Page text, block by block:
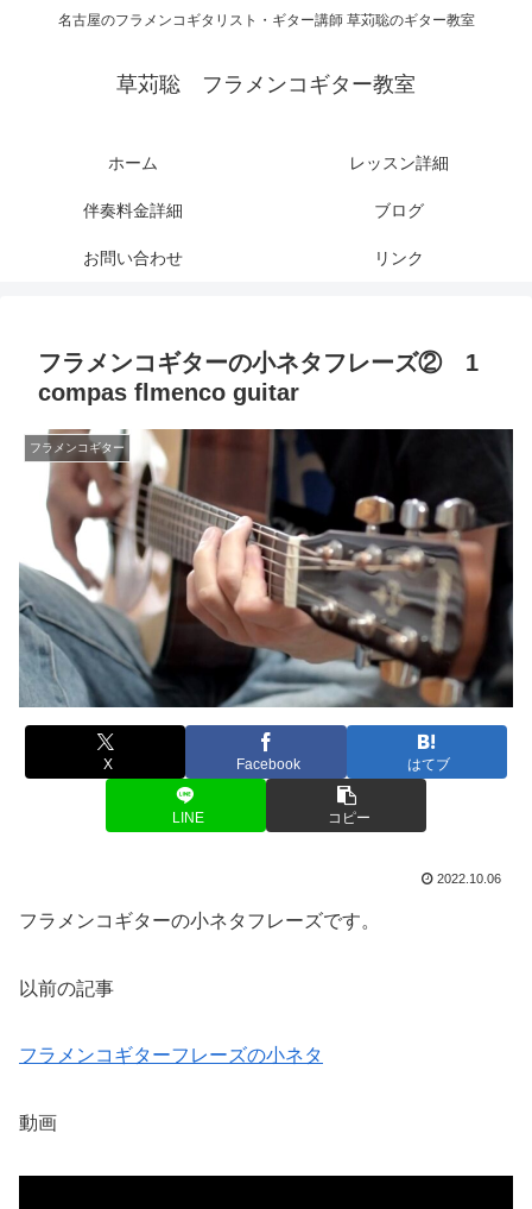
名古屋のフラメンコギタリスト・ギター講師 草苅聡のギター教室
草苅聡 フラメンコギター教室
ホーム レッスン詳細
伴奏料金詳細 ブログ
お問い合わせ リンク
フラメンコギターの小ネタフレーズ② 1
compas flmenco guitar
フラメンコギター
X Facebook はてブ
LINE コピー
2022.10.06
フラメンコギターの小ネタフレーズです。
以前の記事
フラメンコギターフレーズの小ネタ
動画